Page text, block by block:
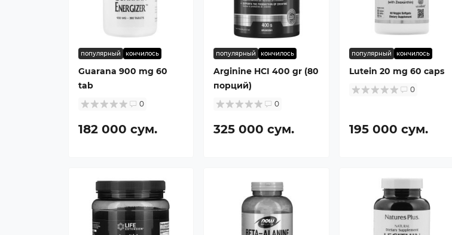
популярный кончилось
Guarana 900 mg 60
tab
0
182 000 сум.
популярный кончилось
Arginine HCI 400 gr (80
порций)
0
325 000 сум.
популярный кончилось
Lutein 20 mg 60 caps
0
195 000 сум.